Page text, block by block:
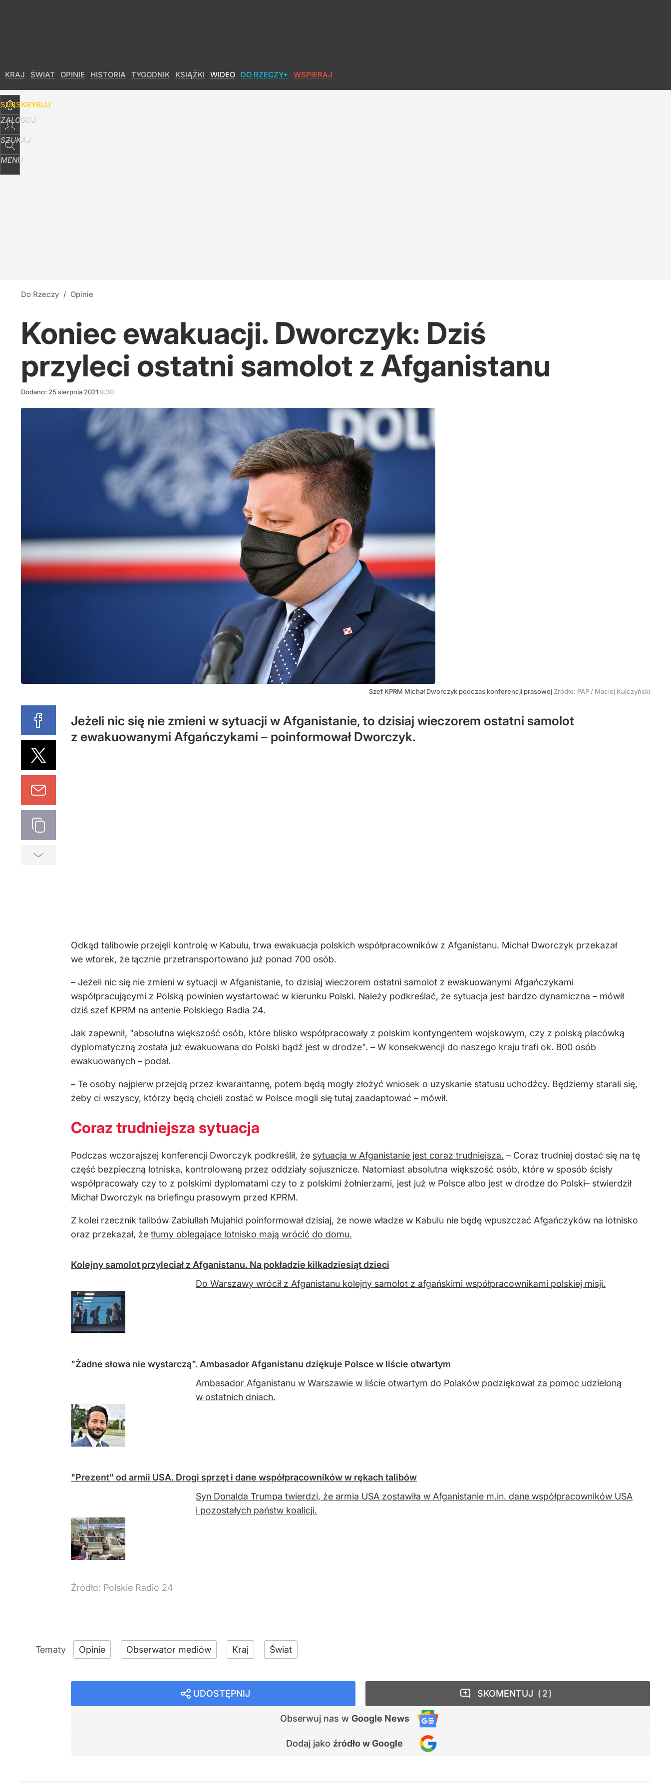
KRAJ ŚWIAT OPINIE HISTORIA TYGODNIK KSIĄŻKI WIDEO DO RZECZY+ WSPIERAJ
SUBSKRYBUJ
ZALOGUJ
SZUKAJ
MENU
Do Rzeczy / Opinie
Koniec ewakuacji. Dworczyk: Dziś
przyleci ostatni samolot z Afganistanu
Dodano: 25 sierpnia 2021 9:30
Szef KPRM Michał Dworczyk podczas konferencji prasowej Źródło: PAP / Maciej Kulczyński
Jeżeli nic się nie zmieni w sytuacji w Afganistanie, to dzisiaj wieczorem ostatni samolot
z ewakuowanymi Afgańczykami – poinformował Dworczyk.
Odkąd talibowie przejęli kontrolę w Kabulu, trwa ewakuacja polskich współpracowników z Afganistanu. Michał Dworczyk przekazał
we wtorek, że łącznie przetransportowano już ponad 700 osób.
– Jeżeli nic się nie zmieni w sytuacji w Afganistanie, to dzisiaj wieczorem ostatni samolot z ewakuowanymi Afgańczykami
współpracującymi z Polską powinien wystartować w kierunku Polski. Należy podkreślać, że sytuacja jest bardzo dynamiczna – mówił
dziś szef KPRM na antenie Polskiego Radia 24.
Jak zapewnił, "absolutna większość osób, które blisko współpracowały z polskim kontyngentem wojskowym, czy z polską placówką
dyplomatyczną została już ewakuowana do Polski bądź jest w drodze". – W konsekwencji do naszego kraju trafi ok. 800 osób
ewakuowanych – podał.
– Te osoby najpierw przejdą przez kwarantannę, potem będą mogły złożyć wniosek o uzyskanie statusu uchodźcy. Będziemy starali się,
żeby ci wszyscy, którzy będą chcieli zostać w Polsce mogli się tutaj zaadaptować – mówił.
Coraz trudniejsza sytuacja
Podczas wczorajszej konferencji Dworczyk podkreślił, że sytuacja w Afganistanie jest coraz trudniejsza. – Coraz trudniej dostać się na tę
część bezpieczną lotniska, kontrolowaną przez oddziały sojusznicze. Natomiast absolutna większość osób, które w sposób ścisły
współpracowały czy to z polskimi dyplomatami czy to z polskimi żołnierzami, jest już w Polsce albo jest w drodze do Polski– stwierdził
Michał Dworczyk na briefingu prasowym przed KPRM.
Z kolei rzecznik talibów Zabiullah Mujahid poinformował dzisiaj, że nowe władze w Kabulu nie będę wpuszczać Afgańczyków na lotnisko
oraz przekazał, że tłumy oblegające lotnisko mają wrócić do domu.
Kolejny samolot przyleciał z Afganistanu. Na pokładzie kilkadziesiąt dzieci
Do Warszawy wrócił z Afganistanu kolejny samolot z afgańskimi współpracownikami polskiej misji.
"Żadne słowa nie wystarczą". Ambasador Afganistanu dziękuje Polsce w liście otwartym
Ambasador Afganistanu w Warszawie w liście otwartym do Polaków podziękował za pomoc udzieloną
w ostatnich dniach.
"Prezent" od armii USA. Drogi sprzęt i dane współpracowników w rękach talibów
Syn Donalda Trumpa twierdzi, że armia USA zostawiła w Afganistanie m.in. dane współpracowników USA
i pozostałych państw koalicji.
Źródło: Polskie Radio 24
Opinie Obserwator mediów Kraj Świat
UDOSTĘPNIJ
Obserwuj nas w Google News
Dodaj jako źródło w Google
SKOMENTUJ 2